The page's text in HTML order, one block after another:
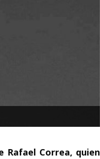
Rafael Correa, quien